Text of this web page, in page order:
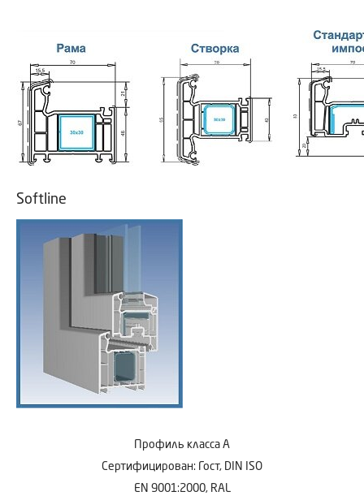
Softline
Профиль класса А
Сертифицирован: Гост, DIN ISO
EN 9001:2000, RAL